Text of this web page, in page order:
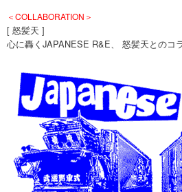
＜COLLABORATION＞
[ 怒髪天 ]
心に轟くJAPANESE R&E、 怒髪天とのコ